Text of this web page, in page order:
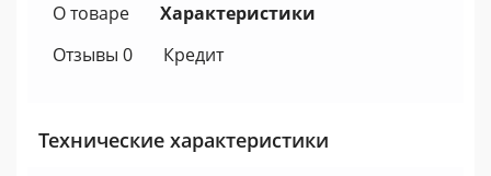
О товаре
Характеристики
Отзывы 0
Кредит
Технические характеристики